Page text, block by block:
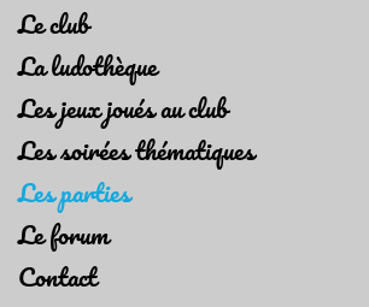
Le club
La ludothèque
Les jeux joués au club
Les soirées thématiques
Les parties
Le forum
Contact